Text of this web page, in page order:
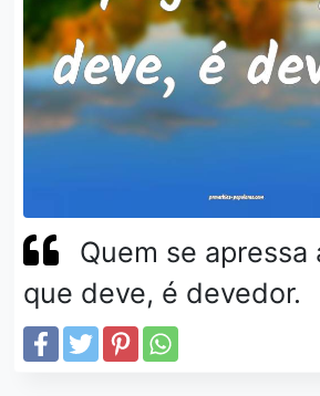
Quem se apressa
que deve, é devedor.